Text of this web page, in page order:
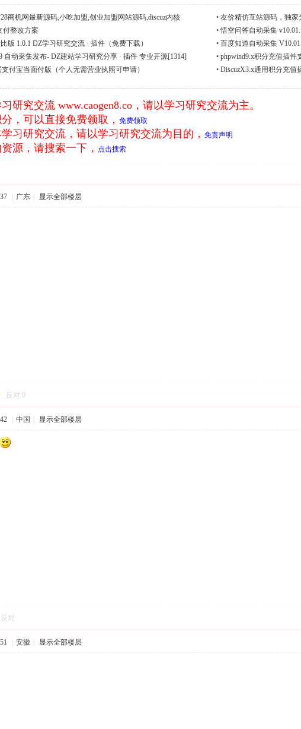
商机网最新源码,小吃加盟,创业加盟网站源码,discuz内核 • 友价精仿互站源码，独家
付整改方案 •悟空问答自动采集
版 1.0.1 DZ学习研究交流 · 插件（免费下载） • 百度知道自动采集
自动采集发布- DZ建站学习研究分享 · 插件 专业开源[1314] • phpwind9.x积分充值插
付宝当面付版（个人无需营业执照可申请） • DiscuzX3.x通用积分充值
研究交流 www.caogen8.co，请以学习研究交流为主。
，可以直接免费领取， 免费领取
习研究交流，请以学习研究交流为目的， 免责声明
源，请搜索一下， 点击搜索
广东 显示全部楼层
反对 0
中国 显示全部楼层
反对
安徽 显示全部楼层